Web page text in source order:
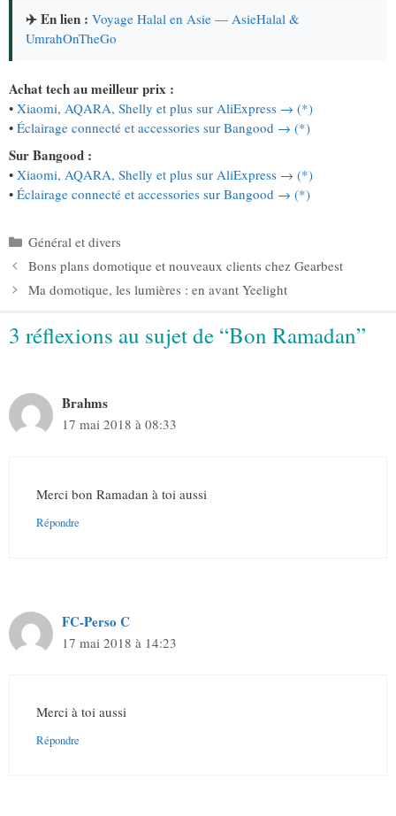
✈️ En lien : Voyage Halal en Asie — AsieHalal &
UmrahOnTheGo
Achat tech au meilleur prix :
• Xiaomi, AQARA, Shelly et plus sur AliExpress → (*)
• Éclairage connecté et accessories sur Bangood → (*)
Sur Bangood :
• Xiaomi, AQARA, Shelly et plus sur AliExpress → (*)
• Éclairage connecté et accessories sur Bangood → (*)
Catégories
Général et divers
Bons plans domotique et nouveaux clients chez Gearbest
Ma domotique, les lumières : en avant Yeelight
3 réflexions au sujet de “Bon Ramadan”
Brahms
17 mai 2018 à 08:33
Merci bon Ramadan à toi aussi
Répondre
FC-Perso C
17 mai 2018 à 14:23
Merci à toi aussi
Répondre